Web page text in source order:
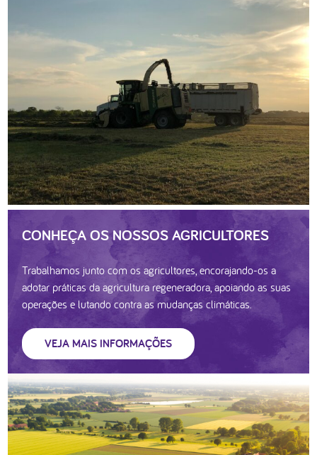
CONHEÇA OS NOSSOS AGRICULTORES
Trabalhamos junto com os agricultores, encorajando-os a
adotar práticas da agricultura regeneradora, apoiando as suas
operações e lutando contra as mudanças climáticas.
VEJA MAIS INFORMAÇÕES